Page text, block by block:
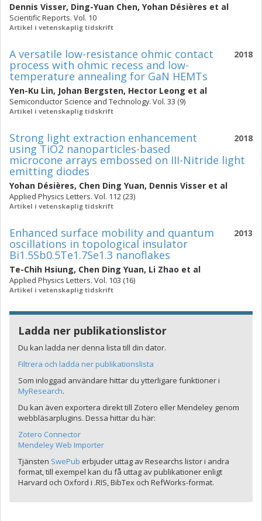
Dennis Visser, Ding-Yuan Chen, Yohan Désières et al
Scientific Reports. Vol. 10
Artikel i vetenskaplig tidskrift
2018
A versatile low-resistance ohmic contact
process with ohmic recess and low-
temperature annealing for GaN HEMTs
Yen-Ku Lin, Johan Bergsten, Hector Leong et al
Semiconductor Science and Technology. Vol. 33 (9)
Artikel i vetenskaplig tidskrift
2018
Strong light extraction enhancement
using TiO2 nanoparticles-based
microcone arrays embossed on III-Nitride light
emitting diodes
Yohan Désières, Chen Ding Yuan, Dennis Visser et al
Applied Physics Letters. Vol. 112 (23)
Artikel i vetenskaplig tidskrift
2013
Enhanced surface mobility and quantum
oscillations in topological insulator
Bi1.5Sb0.5Te1.7Se1.3 nanoflakes
Te-Chih Hsiung, Chen Ding Yuan, Li Zhao et al
Applied Physics Letters. Vol. 103 (16)
Artikel i vetenskaplig tidskrift
Ladda ner publikationslistor
Du kan ladda ner denna lista till din dator.
Filtrera och ladda ner publikationslista
Som inloggad användare hittar du ytterligare funktioner i
MyResearch.
Du kan även exportera direkt till Zotero eller Mendeley genom
webbläsarplugins. Dessa hittar du här:
Zotero Connector
Mendeley Web Importer
Tjänsten SwePub erbjuder uttag av Researchs listor i andra
format, till exempel kan du få uttag av publikationer enligt
Harvard och Oxford i .RIS, BibTex och RefWorks-format.